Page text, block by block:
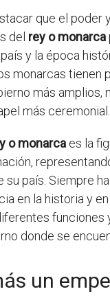
que el poder
del rey o monarca
y la época
monarcas tienen
más amplios,
más ceremonial.
o monarca es la
su país. Siempre
en la historia y
funciones
donde se
un